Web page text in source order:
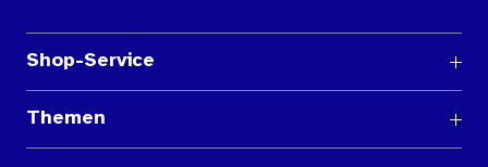
Shop-Service
Medienübersichten
Themen